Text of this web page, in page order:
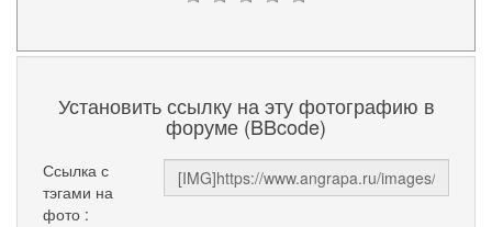
Установить ссылку на эту фотографию в
форуме (BBcode)
Ссылка с
тэгами на
фото :